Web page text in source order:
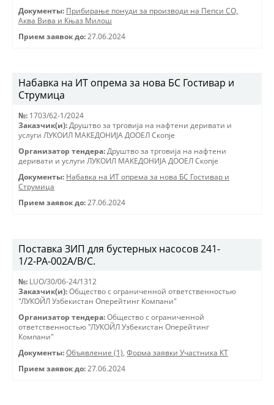
Документы: Прибирање понуди за производи на Пепси СО,
Аква Вива и Књаз Милош
Прием заявок до: 27.06.2024
Набавка на ИТ опрема за нова БС Гостивар и
Струмица
№: 1703/62-1/2024
Заказчик(и): Друштво за трговиjа на нафтени деривати и
услуги ЛУКОИЛ МАКЕДОНИJА ДООЕЛ Скопjе
Организатор тендера: Друштво за трговиjа на нафтени
деривати и услуги ЛУКОИЛ МАКЕДОНИJА ДООЕЛ Скопjе
Документы: Набавка на ИТ опрема за нова БС Гостивар и
Струмица
Прием заявок до: 27.06.2024
Поставка ЗИП для бустерных насосов 241-
1/2-PA-002A/B/C.
№: LUO/30/06-24/1312
Заказчик(и): Общество с ограниченной ответственностью
"ЛУКОЙЛ Узбекистан Оперейтинг Компани"
Организатор тендера: Общество с ограниченной
ответственностью "ЛУКОЙЛ Узбекистан Оперейтинг
Компани"
Документы: Объявление (1), Форма заявки Участника КТ
Прием заявок до: 27.06.2024